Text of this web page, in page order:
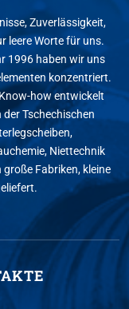
Zuverlässigkeit,
leere Worte für uns.
1996 haben wir uns
konzentriert.
how entwickelt
Tschechischen
Niettechnik
Fabriken, kleine